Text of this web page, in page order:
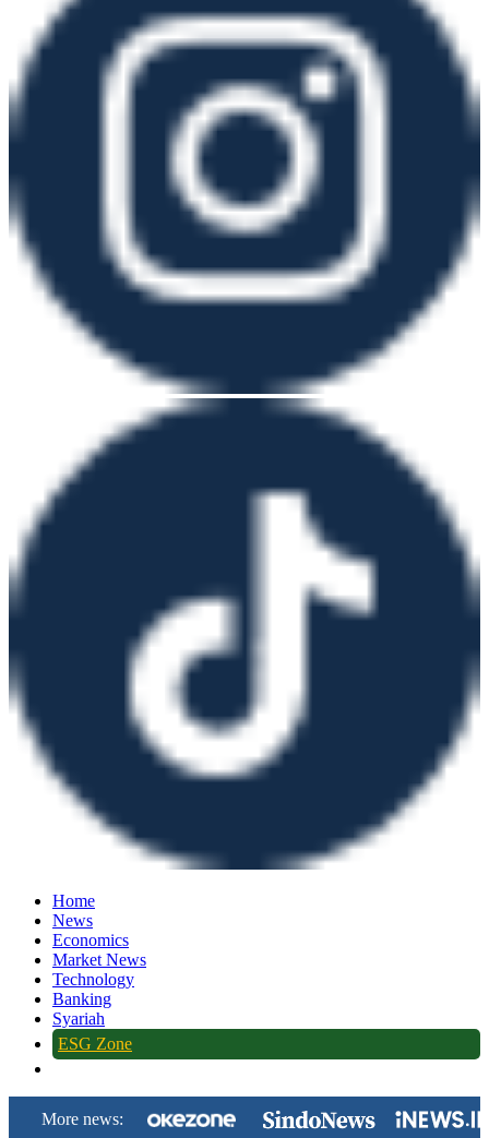
Home
News
Economics
Market News
Technology
Banking
Syariah
ESG Zone
More news: